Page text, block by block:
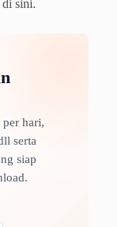
di sini.
hari,
serta
siap